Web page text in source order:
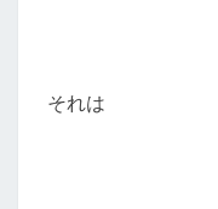
それは